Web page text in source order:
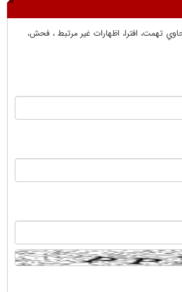
تهمت، افترا، اظهارات غير مرتبط ، فحش،